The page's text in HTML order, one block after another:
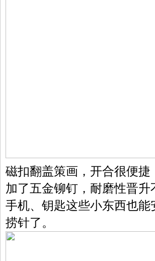
磁扣翻盖策画，开合很便
加了五金铆钉，耐磨性晋
手机、钥匙这些小东西也
捞针了。